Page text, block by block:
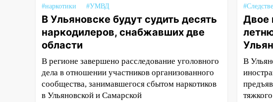
12:37 Переезжал «зебру» на
велосипеде и попал под колеса
12:18 Вспыхнул изнутри: в
Железнодорожном районе
горела дача
11:33 В Засвияжье под колёса
авто попал мужчина
#наркотики
#УМВД
В Ульяновске будут судить десять
наркодилеров, снабжавших две
области
В регионе завершено расследование уголовного
дела в отношении участников организованного
сообщества, занимавшегося сбытом наркотиков
в Ульяновской и Самарской
Двое
В